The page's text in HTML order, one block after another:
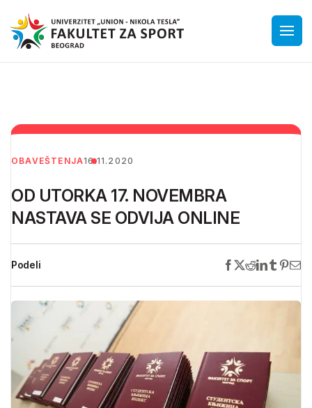
OBAVEŠTENJA16.11.2020
OD UTORKA 17. NOVEMBRA
NASTAVA SE ODVIJA ONLINE
Podeli